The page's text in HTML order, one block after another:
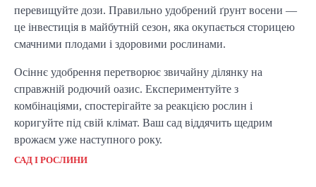
перевищуйте дози. Правильно удобрений ґрунт восени —
це інвестиція в майбутній сезон, яка окупається сторицею
смачними плодами і здоровими рослинами.
Осіннє удобрення перетворює звичайну ділянку на
справжній родючий оазис. Експериментуйте з
комбінаціями, спостерігайте за реакцією рослин і
коригуйте під свій клімат. Ваш сад віддячить щедрим
врожаєм уже наступного року.
САД І РОСЛИНИ